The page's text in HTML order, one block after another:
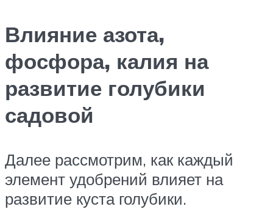
Влияние азота,
фосфора, калия на
развитие голубики
садовой
Далее рассмотрим, как каждый
элемент удобрений влияет на
развитие куста голубики.